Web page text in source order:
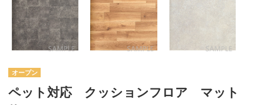
オープン
ペット対応 クッションフロア マット